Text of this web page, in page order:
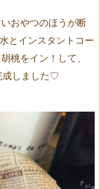
おやつのほうが断
とインスタントコー
桃をイン！して、
成しました♡